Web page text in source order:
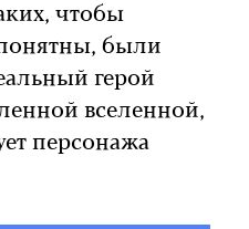
чтобы
были
герой
вселенной,
персонажа